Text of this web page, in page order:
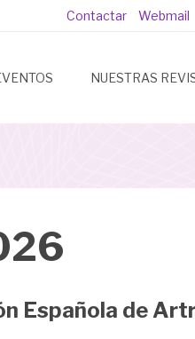
Pie
Contactar Webmail
NUESTRAS
Española de